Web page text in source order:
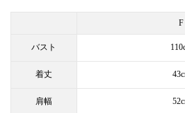
バスト
着丈
肩幅
F